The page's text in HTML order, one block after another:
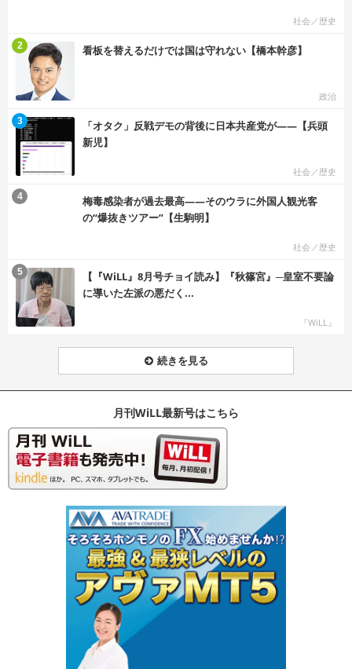
社会／歴史
看板を替えるだけでは国は守れない【橋本幹彦】
政治
2
「オタク」反戦デモの背後に日本共産党が――【兵頭
新児】
社会／歴史
3
梅毒感染者が過去最高――そのウラに外国人観光客
の“爆抜きツアー”【生駒明】
社会／歴史
4
【『WiLL』8月号チョイ読み】『秋篠宮』─皇室不要論
に導いた左派の悪だく...
『WiLL』
5
続きを見る
月刊WiLL最新号はこちら